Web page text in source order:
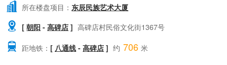
 所在楼盘项目：东辰民族艺术大厦
 [朝阳 -高碑店 ] 高碑店村民俗文化街1367号
 距地铁： [ 八通线 -高碑店 ] 约 706 米